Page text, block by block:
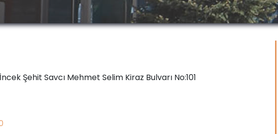
Şehit Savcı Mehmet Selim Kiraz Bulvarı No:101